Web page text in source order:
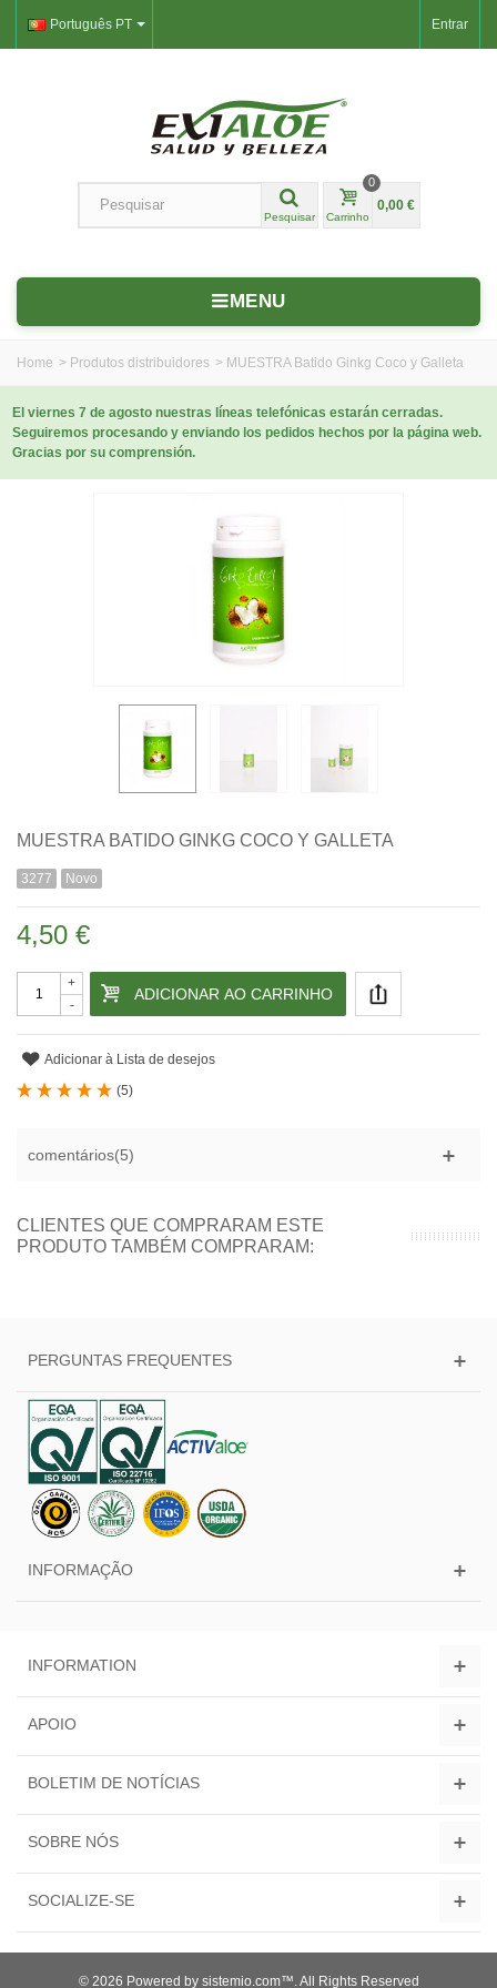
Entrar
Português PT
Pesquisar Carrinho
0
0,00 €
MENU
Home > Produtos distribuidores > MUESTRA Batido Ginkg Coco y Galleta
El viernes 7 de agosto nuestras líneas telefónicas estarán cerradas.
Seguiremos procesando y enviando los pedidos hechos por la página web.
Gracias por su comprensión.
MUESTRA BATIDO GINKG COCO Y GALLETA
3277 Novo
4,50 €
-
+
ADICIONAR AO CARRINHO
Adicionar à Lista de desejos
(5)
comentários(5)
CLIENTES QUE COMPRARAM ESTE
PRODUTO TAMBÉM COMPRARAM:
PERGUNTAS FREQUENTES
INFORMAÇÃO
INFORMATION
APOIO
BOLETIM DE NOTÍCIAS
SOBRE NÓS
SOCIALIZE-SE
© 2026 Powered by sistemio.com™. All Rights Reserved